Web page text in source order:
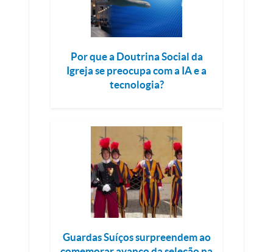
Por que a Doutrina Social da
Igreja se preocupa com a IA e a
tecnologia?
Guardas Suíços surpreendem ao